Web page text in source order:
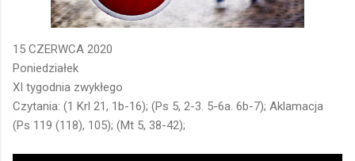
15 CZERWCA 2020
Poniedziałek
XI tygodnia zwykłego
Czytania: (1 Krl 21, 1b-16); (Ps 5, 2-3. 5-6a. 6b-7); Aklamacja
(Ps 119 (118), 105); (Mt 5, 38-42);